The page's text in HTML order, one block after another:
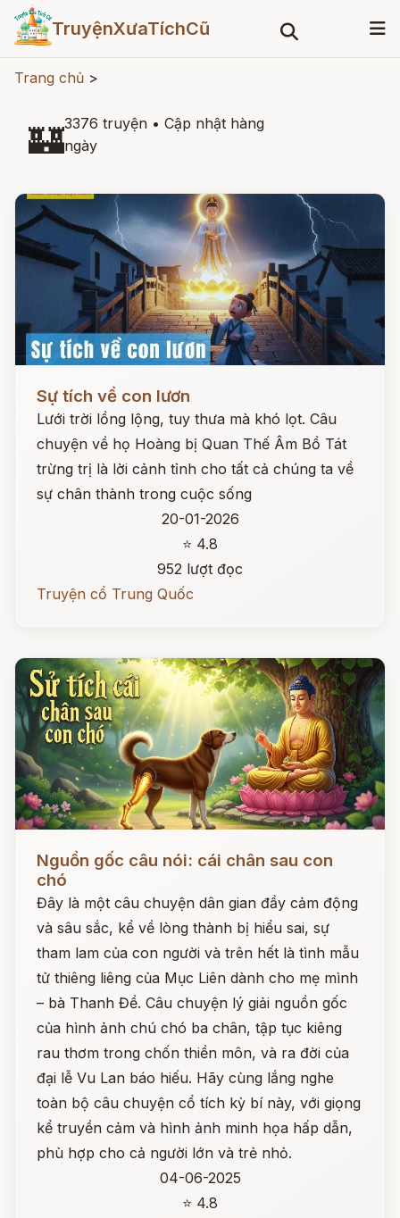
TruyệnXưaTíchCũ
Trang chủ >
🏰3376 truyện • Cập nhật hàng
ngày
Sự tích về con lươn
Lưới trời lồng lộng, tuy thưa mà khó lọt. Câu
chuyện về họ Hoàng bị Quan Thế Âm Bồ Tát
trừng trị là lời cảnh tỉnh cho tất cả chúng ta về
sự chân thành trong cuộc sống
20-01-2026
⭐ 4.8
952 lượt đọc
Truyện cổ Trung Quốc
Đọc ngay
Nguồn gốc câu nói: cái chân sau con
chó
Đây là một câu chuyện dân gian đầy cảm động
và sâu sắc, kể về lòng thành bị hiểu sai, sự
tham lam của con người và trên hết là tình mẫu
tử thiêng liêng của Mục Liên dành cho mẹ mình
– bà Thanh Đề. Câu chuyện lý giải nguồn gốc
của hình ảnh chú chó ba chân, tập tục kiêng
rau thơm trong chốn thiền môn, và ra đời của
đại lễ Vu Lan báo hiếu. Hãy cùng lắng nghe
toàn bộ câu chuyện cổ tích kỳ bí này, với giọng
kể truyền cảm và hình ảnh minh họa hấp dẫn,
phù hợp cho cả người lớn và trẻ nhỏ.
04-06-2025
⭐ 4.8